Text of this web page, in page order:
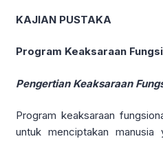
KAJIAN PUSTAKA
Program Keaksaraan
Pengertian Keaksaraan
Program keaksaraan
untuk menciptakan